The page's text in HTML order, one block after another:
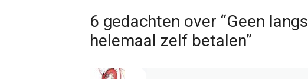
6 gedachten over “Geen
helemaal zelf betalen”